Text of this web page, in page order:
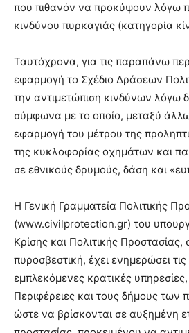
που πιθανόν να προκύψουν λόγω
κινδύνου πυρκαγιάς (κατηγορία
Ταυτόχρονα, για τις παραπάνω
εφαρμογή το Σχέδιο Δράσεων
την αντιμετώπιση κινδύνων λόγω
σύμφωνα με το οποίο, μεταξύ
εφαρμογή του μέτρου της
της κυκλοφορίας οχημάτων και
σε εθνικούς δρυμούς, δάση και
Η Γενική Γραμματεία Πολιτικής
(www.civilprotection.gr) του
Κρίσης και Πολιτικής
πυροσβεστική, έχει ενημερώσει
εμπλεκόμενες κρατικές
Περιφέρειες και τους δήμους
ώστε να βρίσκονται σε αυξημένη